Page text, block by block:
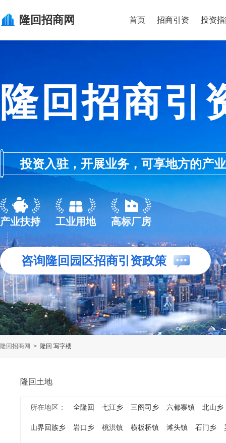
隆回招商网 首页 招商引资 投资
隆回招商引
投资入驻，开展业务，可享地方的产
产业扶持 工业用地 高标厂房
咨询隆回园区招商引资政策
隆回招商网 > 隆回 写字楼
隆回土地
所在地区： 全隆回 七江乡 三阁司乡 六都寨镇 北山乡
山界回族乡 岩口乡 桃洪镇 横板桥镇 滩头镇 石门乡